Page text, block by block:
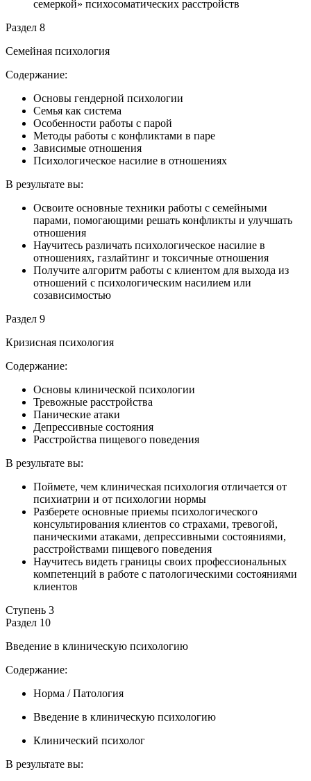
семеркой» психосоматических расстройств
Раздел 8
Семейная психология
Содержание:
Основы гендерной психологии
Семья как система
Особенности работы с парой
Методы работы с конфликтами в паре
Зависимые отношения
Психологическое насилие в отношениях
В результате вы:
Освоите основные техники работы с семейными
парами, помогающими решать конфликты и улучшать
отношения
Научитесь различать психологическое насилие в
отношениях, газлайтинг и токсичные отношения
Получите алгоритм работы с клиентом для выхода из
отношений с психологическим насилием или
созависимостью
Раздел 9
Кризисная психология
Содержание:
Основы клинической психологии
Тревожные расстройства
Панические атаки
Депрессивные состояния
Расстройства пищевого поведения
В результате вы:
Поймете, чем клиническая психология отличается от
психиатрии и от психологии нормы
Разберете основные приемы психологического
консультирования клиентов со страхами, тревогой,
паническими атаками, депрессивными состояниями,
расстройствами пищевого поведения
Научитесь видеть границы своих профессиональных
компетенций в работе с патологическими состояниями
клиентов
Ступень 3
Раздел 10
Введение в клиническую психологию
Содержание:
Норма / Патология
Введение в клиническую психологию
Клинический психолог
В результате вы: